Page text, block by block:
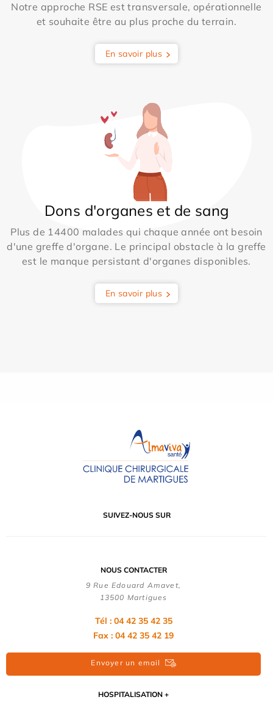
Notre approche RSE est transversale, opérationnelle
et souhaite être au plus proche du terrain.
En savoir plus
Dons d'organes et de sang
Plus de 14400 malades qui chaque année ont besoin
d'une greffe d'organe. Le principal obstacle à la greffe
est le manque persistant d'organes disponibles.
En savoir plus
SUIVEZ-NOUS SUR
NOUS CONTACTER
9 Rue Edouard Amavet,
13500 Martigues
Tél : 04 42 35 42 35
Fax : 04 42 35 42 19
Envoyer un email
HOSPITALISATION